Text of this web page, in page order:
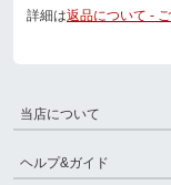
詳細は返品について -
当店について
ヘルプ&ガイド